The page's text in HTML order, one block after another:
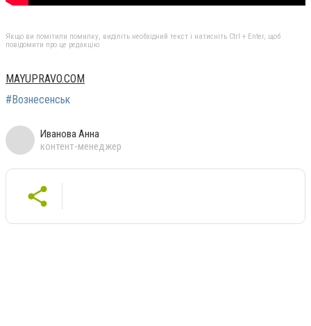
Якщо ви помітили помилку, виділіть необхідний текст і натисніть Ctrl + Enter, щоб
повідомити про це редакцію
MAYUPRAVO.COM
#Вознесенськ
Иванова Анна
контент-менеджер